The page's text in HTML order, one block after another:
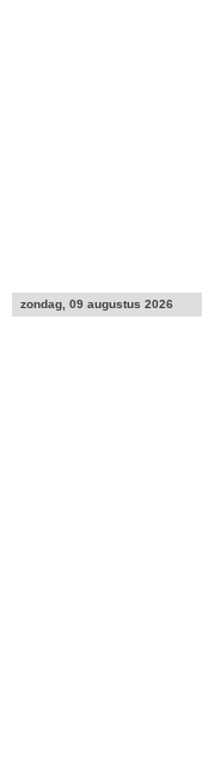
zondag, 09 augustus 2026